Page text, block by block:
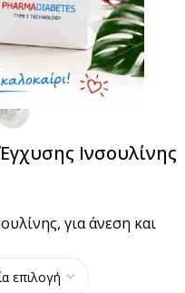
Ινσουλίνης
για άνεση και